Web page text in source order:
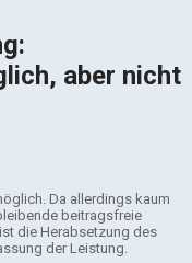
aber nicht
Da allerdings kaum
beitragsfreie
die Herabsetzung des
der Leistung.